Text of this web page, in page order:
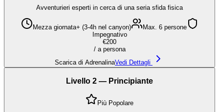
Avventurieri esperti in cerca di una seria sfida fisica
Mezza giornata+ (3-4h nel canyon)
Max. 6 persone
Impegnativo
€200
/ a persona
Scarica di AdrenalinaVedi Dettagli
Livello 2 — Principiante
Più Popolare